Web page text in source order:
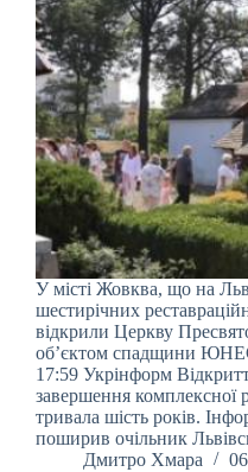
У місті Жовква, що на
шестирічних
відкрили Церкву
об’єктом спадщини
17:59 Укрінформ
завершення комплексної
тривала шість років.
поширив очільник
Дмитро Хмара